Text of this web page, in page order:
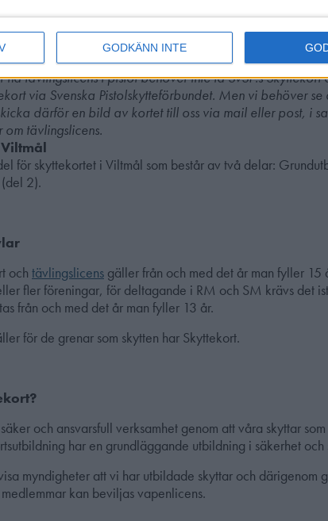
GODKÄNN INTE
består även av ettpraktiskt kompetensprov
tillsammans
ha tävlingslicens i pistol behöver inte ta SvSF:s Skyttekort
via Svenska Pistolskytteförbundet. Men vi behöver se
därför en bild av kortet till oss via mail eller post, i
tävlingslicens.
för skyttekortet i Viltmål som består av två delar:
2).
och tävlingslicens gäller från och med det år man fyller 15
fler föreningar, för deltagande i RM och SM krävs det
från och med det år man fyller 13 år.
för de grenar som skytten har Skyttekort.
och ansvarsfull verksamhet genom att våra skyttar
har en grundläggande utbildning i säkerhet och
myndigheter att vi har utbildade skyttar och därigenom
kan beviljas vapenlicens.